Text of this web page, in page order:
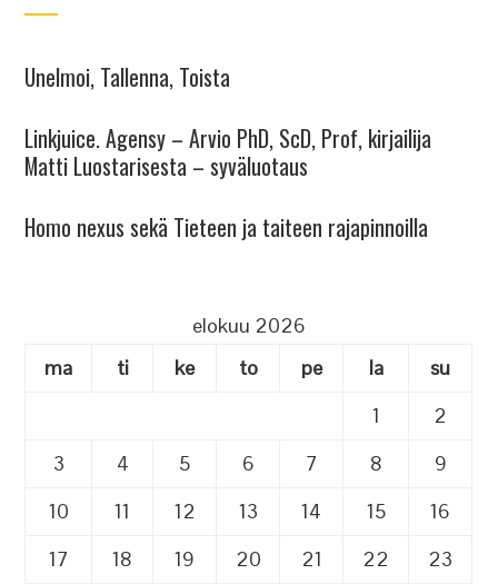
Unelmoi, Tallenna, Toista
Linkjuice. Agensy – Arvio PhD, ScD, Prof, kirjailija
Matti Luostarisesta – syväluotaus
Homo nexus sekä Tieteen ja taiteen rajapinnoilla
elokuu 2026
ma
ti ke to pe la
su
1
2
3
4 5 6 7 8
9
10
11 12 13 14 15
16
17
18 19 20 21 22
23